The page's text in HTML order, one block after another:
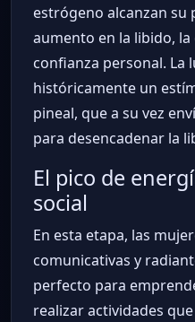
estrógeno alcanzan su
aumento en la libido, la
confianza personal. La
históricamente un
pineal, que a su vez
para desencadenar la
El pico de
social
En esta etapa, las
comunicativas y
perfecto para
realizar actividades